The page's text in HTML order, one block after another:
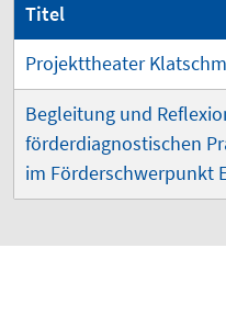
Titel
Projekttheater
Begleitung und
förderdiagnostischen
im Förderschwerpunkt